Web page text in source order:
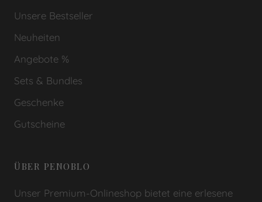
Unsere Bestseller
Neuheiten
Angebote %
Sets & Bundles
Geschenke
Gutscheine
ÜBER PENOBLO
Unser Premium-Onlineshop bietet eine erlesene